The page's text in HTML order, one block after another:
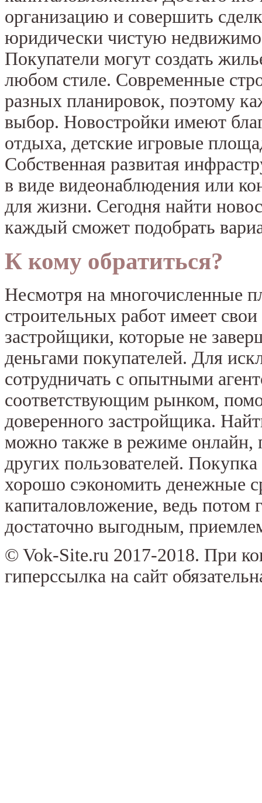
организацию и совершить
юридически чистую
Покупатели могут создать
любом стиле. Современные
разных планировок, поэтому
выбор. Новостройки имеют
отдыха, детские игровые
Собственная развитая
в виде видеонаблюдения или
для жизни. Сегодня найти
каждый сможет подобрать
К кому обратиться?
Несмотря на многочисленные
строительных работ имеет
застройщики, которые не
деньгами покупателей. Для
сотрудничать с опытными
соответствующим рынком,
доверенного застройщика.
можно также в режиме онлайн,
других пользователей.
хорошо сэкономить денежные
капиталовложение, ведь потом
достаточно выгодным,
© Vok-Site.ru 2017-2018. При
гиперссылка на сайт